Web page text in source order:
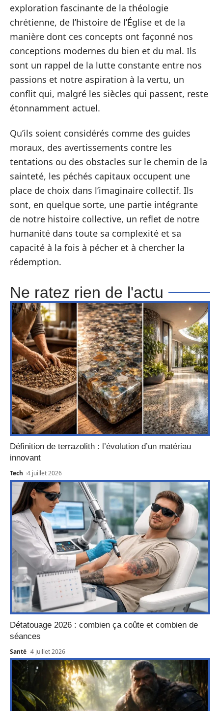
exploration fascinante de la théologie
chrétienne, de l’histoire de l’Église et de la
manière dont ces concepts ont façonné nos
conceptions modernes du bien et du mal. Ils
sont un rappel de la lutte constante entre nos
passions et notre aspiration à la vertu, un
conflit qui, malgré les siècles qui passent, reste
étonnamment actuel.
Qu’ils soient considérés comme des guides
moraux, des avertissements contre les
tentations ou des obstacles sur le chemin de la
sainteté, les péchés capitaux occupent une
place de choix dans l’imaginaire collectif. Ils
sont, en quelque sorte, une partie intégrante
de notre histoire collective, un reflet de notre
humanité dans toute sa complexité et sa
capacité à la fois à pécher et à chercher la
rédemption.
Ne ratez rien de l'actu
Définition de terrazolith : l’évolution d’un matériau
innovant
Tech 4 juillet 2026
Détatouage 2026 : combien ça coûte et combien de
séances
Santé 4 juillet 2026